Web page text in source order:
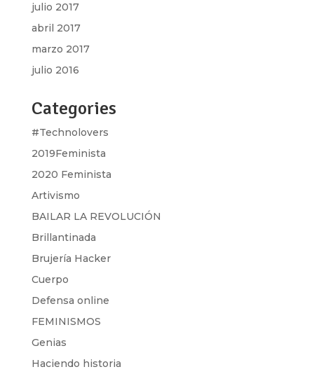
julio 2017
abril 2017
marzo 2017
julio 2016
Categories
#Technolovers
2019Feminista
2020 Feminista
Artivismo
BAILAR LA REVOLUCIÓN
Brillantinada
Brujería Hacker
Cuerpo
Defensa online
FEMINISMOS
Genias
Haciendo historia